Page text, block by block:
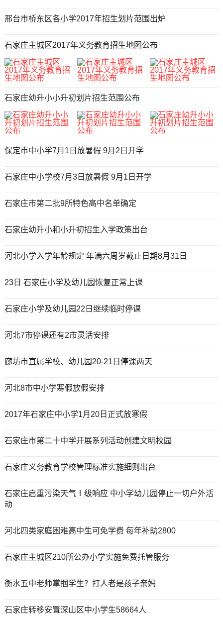
邢台市桥东区各小学2017年招生划片范围出炉
石家庄主城区2017年义务教育招生地图公布
石家庄幼升小小升初划片招生范围公布
保定市中小学7月1日放暑假 9月2日开学
石家庄中小学校7月3日放暑假 9月1日开学
石家庄市第二批9所特色高中名单确定
石家庄幼升小和小升初招生入学政策出台
河北小学入学年龄规定 年满六周岁截止日期8月31日
23日 石家庄小学及幼儿园恢复正常上课
石家庄小学及幼儿园22日继续临时停课
河北7市停课还有2市灵活安排
廊坊市直属学校、幼儿园20-21日停课两天
河北8市中小学寒假放假安排
2017年石家庄中小学1月20日正式放寒假
石家庄市第二十中学开展系列活动创建文明校园
石家庄义务教育学校管理标准实施细则出台
石家庄启重污染天气Ⅰ级响应 中小学幼儿园停止一切户外活
动
河北四类家庭困难高中生可免学费 每年补助2800
石家庄主城区210所公办小学实施免费托管服务
衡水五中老师掌掴学生？打人者是孩子亲妈
石家庄转移安置深山区中小学生58664人